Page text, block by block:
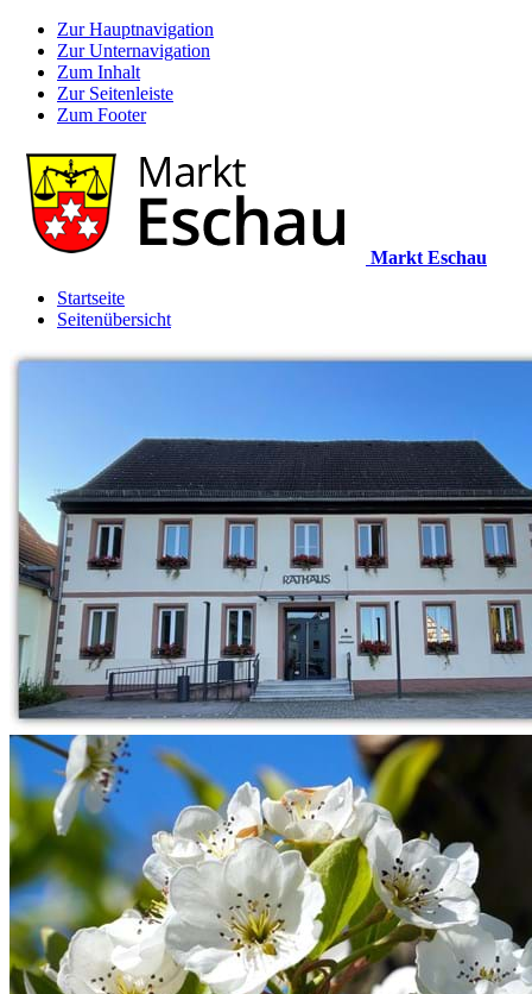
Zur Hauptnavigation
Zur Unternavigation
Zum Inhalt
Zur Seitenleiste
Zum Footer
Markt Eschau
Startseite
Seitenübersicht